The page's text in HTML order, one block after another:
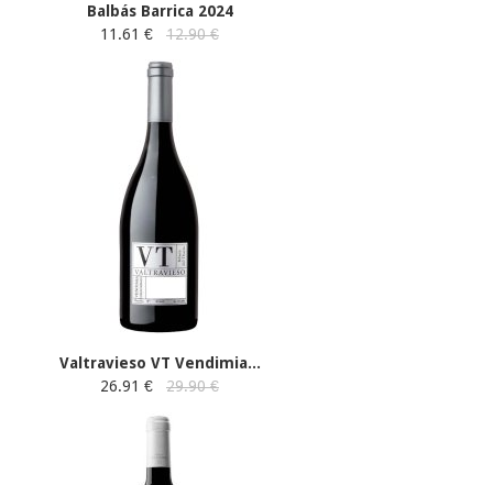
Balbás Barrica 2024
11.61 €
12.90 €
Valtravieso VT Vendimia...
26.91 €
29.90 €